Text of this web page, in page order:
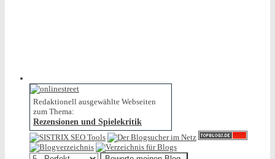
Redaktionell ausgewählte Webseiten
zum Thema:
Rezensionen und Spielekritik